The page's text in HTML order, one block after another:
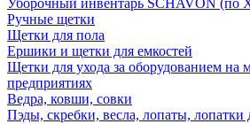
Уборочный инвентарь SCHAVON
Ручные щетки
Щетки для пола
Ершики и щетки для емкостей
Щетки для ухода за оборудованием на
предприятиях
Ведра, ковши, совки
Пэды, скребки, весла, лопаты,